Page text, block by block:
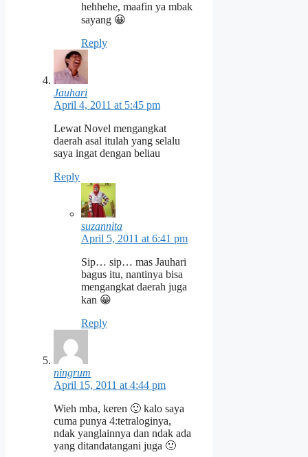
hehhehe, maafin ya mbak
sayang 😀
Reply
Jauhari
April 4, 2011 at 5:45 pm
Lewat Novel mengangkat
daerah asal itulah yang selalu
saya ingat dengan beliau
Reply
suzannita
April 5, 2011 at 6:41 pm
Sip… sip… mas Jauhari
bagus itu, nantinya bisa
mengangkat daerah juga
kan 😀
Reply
ningrum
April 15, 2011 at 4:44 pm
Wieh mba, keren 🙂 kalo saya
cuma punya 4:tetraloginya,
ndak yanglainnya dan ndak ada
yang ditandatangani juga 🙂